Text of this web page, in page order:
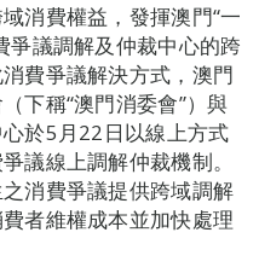
消費權益，發揮澳門“一
爭議調解及仲裁中心的跨
費爭議解決方式，澳門
下稱“澳門消委會”）與
於5月22日以線上方式
議線上調解仲裁機制。
消費爭議提供跨域調解
者維權成本並加快處理